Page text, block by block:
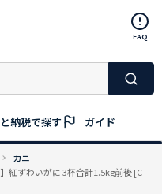
FAQ
納税で探す ガイド
カニ
紅ずわいがに 3杯合計1.5kg前後 [C-